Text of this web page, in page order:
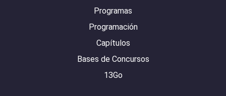
Programas
Programación
Capítulos
Bases de Concursos
13Go